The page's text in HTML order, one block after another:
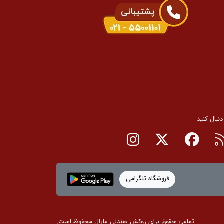
کنید
RSSصفحه فیسبوک
صفحه تویتر
صفحه اینستاگرام
فروشگاه تلگرامی